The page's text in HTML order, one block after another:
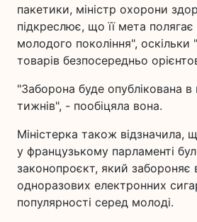
пакетики, міністр охорони
підкреслює, що її мета полягає
молодого покоління",
товарів безпосередньо
"Заборона буде опублікована в
тижнів", - пообіцяла вона.
Міністерка також відзначила,
у французькому парламенті
законопроєкт, який забороняє
одноразових електронних
популярності серед молоді.